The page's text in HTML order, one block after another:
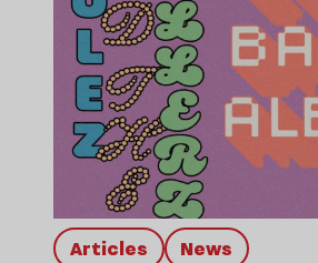
Articles news